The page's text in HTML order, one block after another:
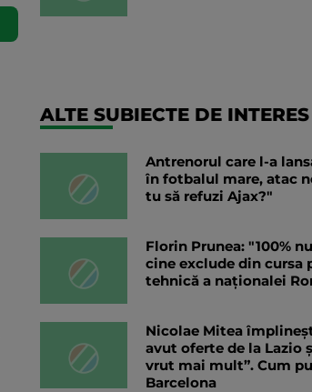
ALTE SUBIECTE DE INTERES
Antrenorul care l-a
în fotbalul mare, atac
tu să refuzi Ajax?"
Florin Prunea: "100%
cine exclude din cursa
tehnică a naționalei
Nicolae Mitea
avut oferte de la Lazio
vrut mai mult”. Cum
Barcelona